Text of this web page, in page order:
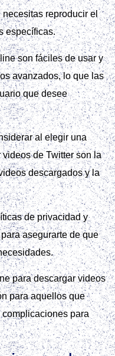
reproducir el
específicas.
son fáciles de usar y
avanzados, lo que las
que desee
al elegir una
de Twitter son la
descargados y la
de privacidad y
asegurarte de que
para descargar videos
para aquellos que
para